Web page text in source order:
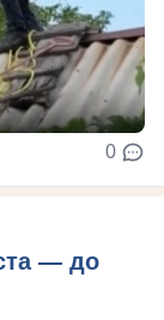
0
— до